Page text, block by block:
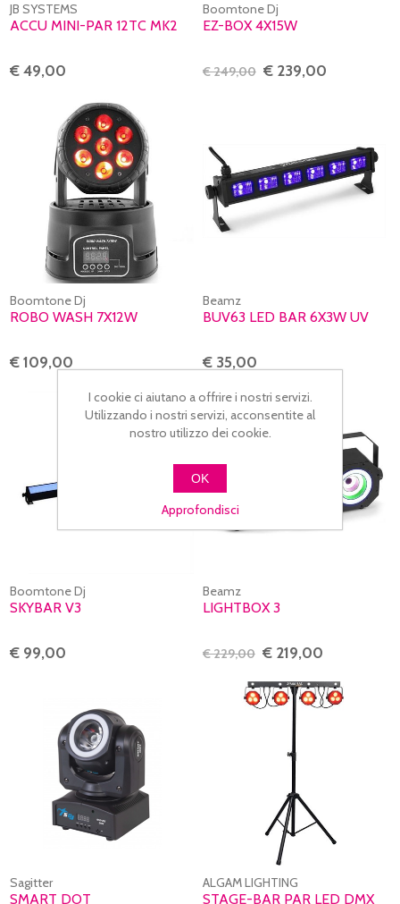
JB SYSTEMS
ACCU MINI-PAR 12TC MK2
€ 49,00
Boomtone Dj
EZ-BOX 4X15W
€ 249,00 € 239,00
Boomtone Dj
ROBO WASH 7X12W
€ 109,00
Beamz
BUV63 LED BAR 6X3W UV
€ 35,00
Boomtone Dj
SKYBAR V3
€ 99,00
4%
Beamz
LIGHTBOX 3
€ 229,00 € 219,00
Sagitter
SMART DOT
ALGAM LIGHTING
STAGE-BAR PAR LED DMX
I cookie ci aiutano a offrire i nostri servizi.
Utilizzando i nostri servizi, acconsentite al
nostro utilizzo dei cookie.
OK
Approfondisci